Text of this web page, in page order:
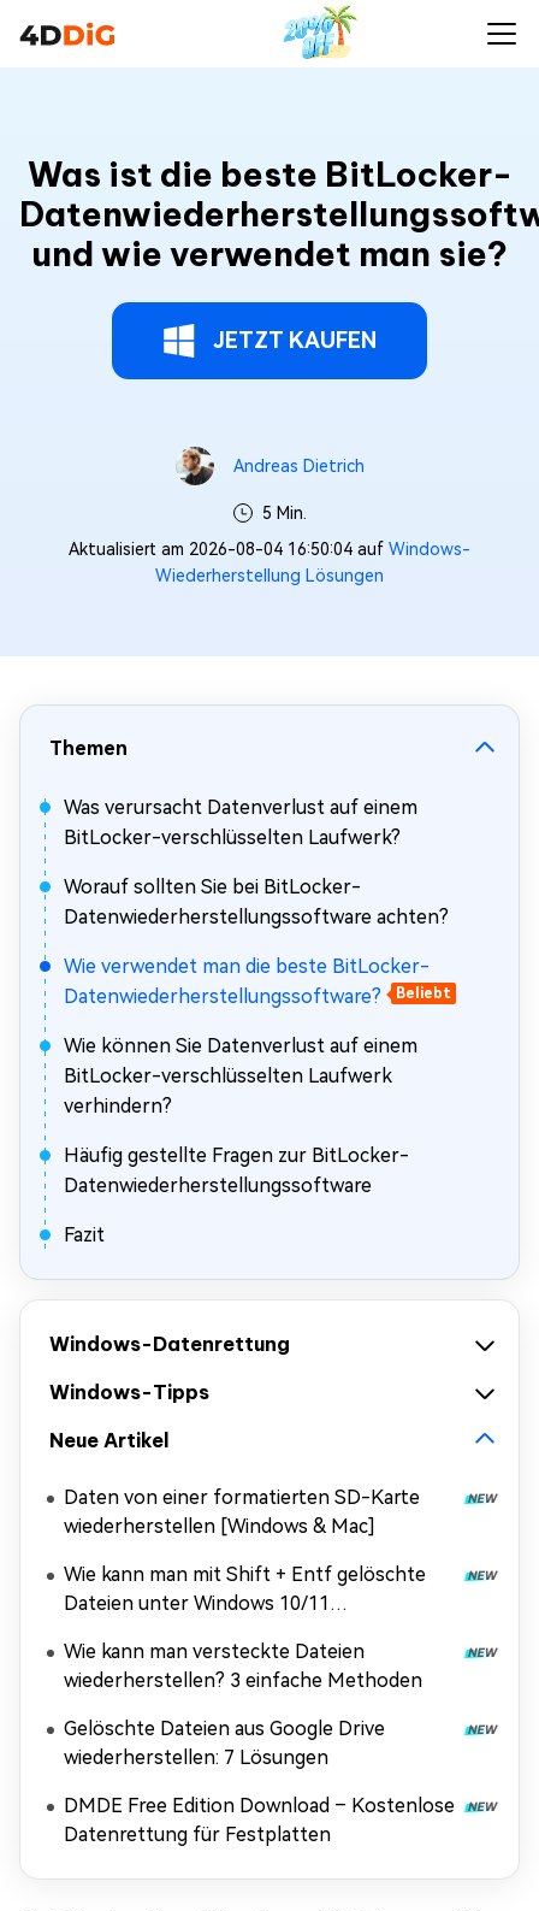
Was ist die beste BitLocker-
und wie verwendet man sie?
JETZT KAUFEN
Andreas Dietrich
5 Min.
Aktualisiert am 2026-08-04 16:50:04 auf Windows-
Wiederherstellung Lösungen
Themen
Was verursacht Datenverlust auf einem
BitLocker-verschlüsselten Laufwerk?
Worauf sollten Sie bei BitLocker-
Datenwiederherstellungssoftware achten?
Wie verwendet man die beste BitLocker-
Datenwiederherstellungssoftware?
Beliebt
Wie können Sie Datenverlust auf einem
BitLocker-verschlüsselten Laufwerk
verhindern?
Häufig gestellte Fragen zur BitLocker-
Datenwiederherstellungssoftware
Fazit
Windows-Datenrettung
Windows-Tipps
Neue Artikel
Daten von einer formatierten SD-Karte
wiederherstellen [Windows & Mac]
Wie kann man mit Shift + Entf gelöschte
Dateien unter Windows 10/11
Wie kann man versteckte Dateien
wiederherstellen? 3 einfache Methoden
Gelöschte Dateien aus Google Drive
wiederherstellen: 7 Lösungen
DMDE Free Edition Download – Kostenlose
Datenrettung für Festplatten